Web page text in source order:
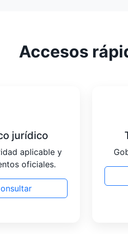
Accesos
jurídico
aplicable y
oficiales.